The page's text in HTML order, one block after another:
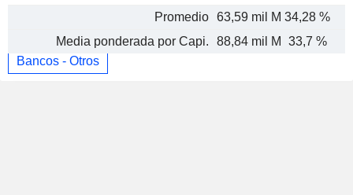
Promedio 63,59 mil M 34,28 %
Media ponderada por Capi.
88,84 mil M 33,7 %
Bancos - Otros